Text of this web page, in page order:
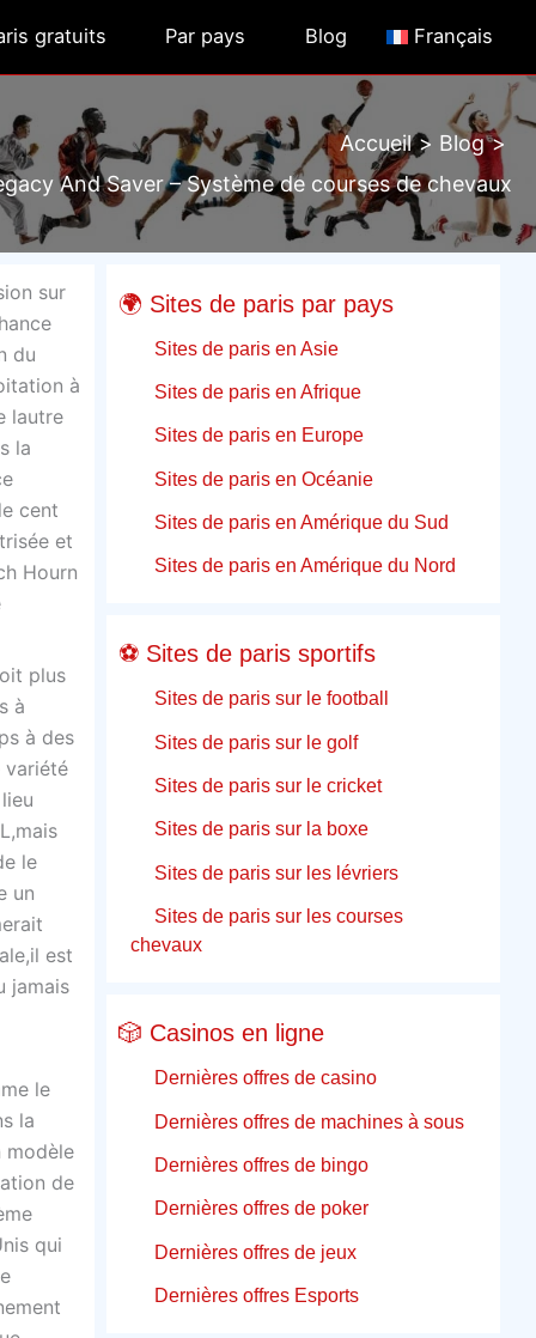
gratuits Par pays Blog Français
Accueil
Blog
And Saver – Système de courses de chevaux
sur
du
à
lautre
la
cent
et
Hourn
plus
à
à des
variété
le
un
est
jamais
le
la
modèle
de
qui
🌍 Sites de paris par pays
Sites de paris en Asie
Sites de paris en Afrique
Sites de paris en Europe
Sites de paris en Océanie
Sites de paris en Amérique du Sud
Sites de paris en Amérique du Nord
⚽ Sites de paris sportifs
Sites de paris sur le football
Sites de paris sur le golf
Sites de paris sur le cricket
Sites de paris sur la boxe
Sites de paris sur les lévriers
Sites de paris sur les courses
chevaux
🎲 Casinos en ligne
Dernières offres de casino
Dernières offres de machines à sous
Dernières offres de bingo
Dernières offres de poker
Dernières offres de jeux
Dernières offres Esports